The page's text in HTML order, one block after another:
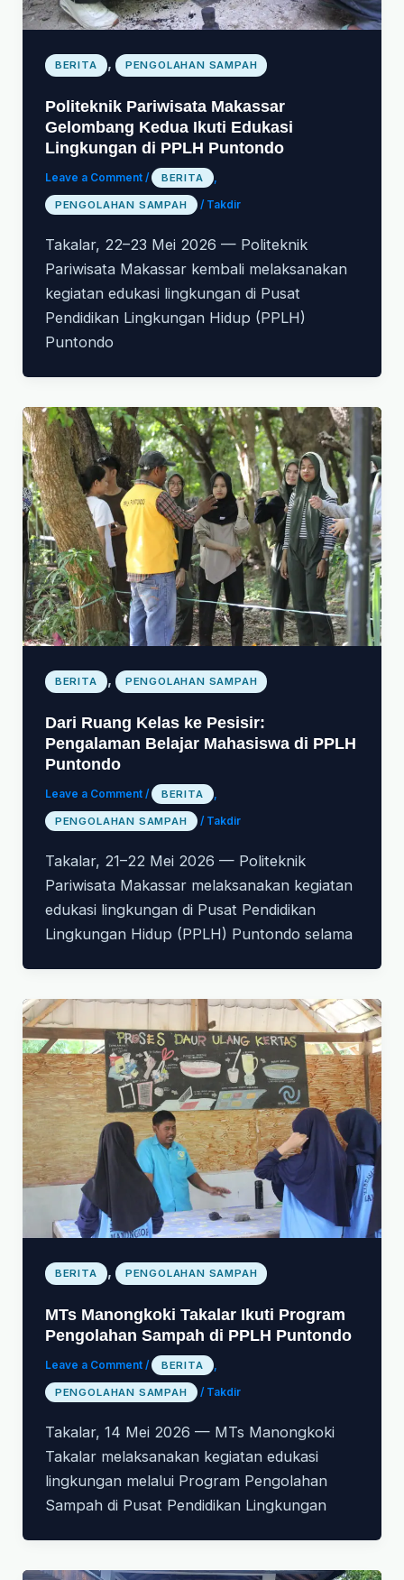
BERITA , PENGOLAHAN SAMPAH
Politeknik Pariwisata Makassar
Gelombang Kedua Ikuti Edukasi
Lingkungan di PPLH Puntondo
Leave a Comment / BERITA ,
PENGOLAHAN SAMPAH / Takdir
Takalar, 22–23 Mei 2026 — Politeknik
Pariwisata Makassar kembali melaksanakan
kegiatan edukasi lingkungan di Pusat
Pendidikan Lingkungan Hidup (PPLH)
Puntondo
BERITA , PENGOLAHAN SAMPAH
Dari Ruang Kelas ke Pesisir:
Pengalaman Belajar Mahasiswa di PPLH
Puntondo
Leave a Comment / BERITA ,
PENGOLAHAN SAMPAH / Takdir
Takalar, 21–22 Mei 2026 — Politeknik
Pariwisata Makassar melaksanakan kegiatan
edukasi lingkungan di Pusat Pendidikan
Lingkungan Hidup (PPLH) Puntondo selama
BERITA , PENGOLAHAN SAMPAH
MTs Manongkoki Takalar Ikuti Program
Pengolahan Sampah di PPLH Puntondo
Leave a Comment / BERITA ,
PENGOLAHAN SAMPAH / Takdir
Takalar, 14 Mei 2026 — MTs Manongkoki
Takalar melaksanakan kegiatan edukasi
lingkungan melalui Program Pengolahan
Sampah di Pusat Pendidikan Lingkungan